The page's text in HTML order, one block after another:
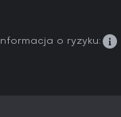
Informacja o ryzyku: